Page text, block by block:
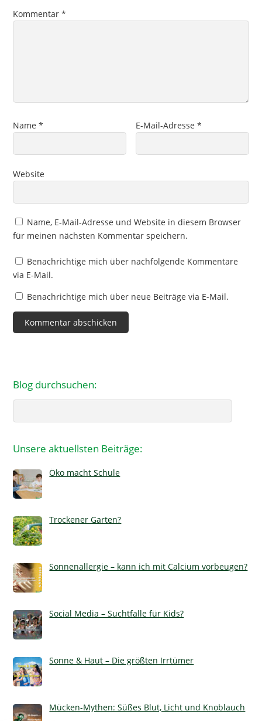
Kommentar*
Name* E-Mail-Adresse*
Website
Name, E-Mail-Adresse und Website in diesem Browser
für meinen nächsten Kommentar speichern.
Benachrichtige mich über nachfolgende Kommentare
via E-Mail.
Benachrichtige mich über neue Beiträge via E-Mail.
Blog durchsuchen:
Unsere aktuellsten Beiträge:
Öko macht Schule
Trockener Garten?
Sonnenallergie – kann ich mit Calcium vorbeugen?
Social Media – Suchtfalle für Kids?
Sonne & Haut – Die größten Irrtümer
Mücken-Mythen: Süßes Blut, Licht und Knoblauch